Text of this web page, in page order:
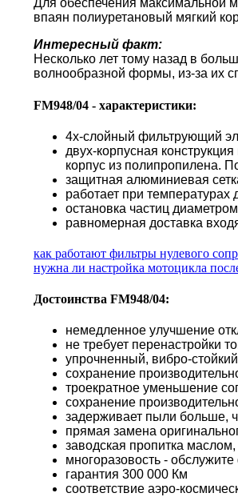
Для обеспечения максимальной
впаян полиуретановый мягкий
Интересный факт:
Несколько лет тому назад в
волнообразной формы, из-за их
FM948/04 - характеристики:
4х-слойный фильтрующий
двух-корпусная
корпус из полипропилена.
защитная алюминиевая
работает при
остановка частиц
равномерная доставка
как работают фильтры нулевого
нужна ли настройка мотоцикла
Достоинства FM948/04:
немедленное улучшение
не требует перенастройки
упрочненный, вибро-
сохранение
троекратное уменьшение
сохранение
задерживает пыли больше,
прямая замена
заводская пропитка
многоразовость -
гарантия 300 000 Км
соответствие аэро-